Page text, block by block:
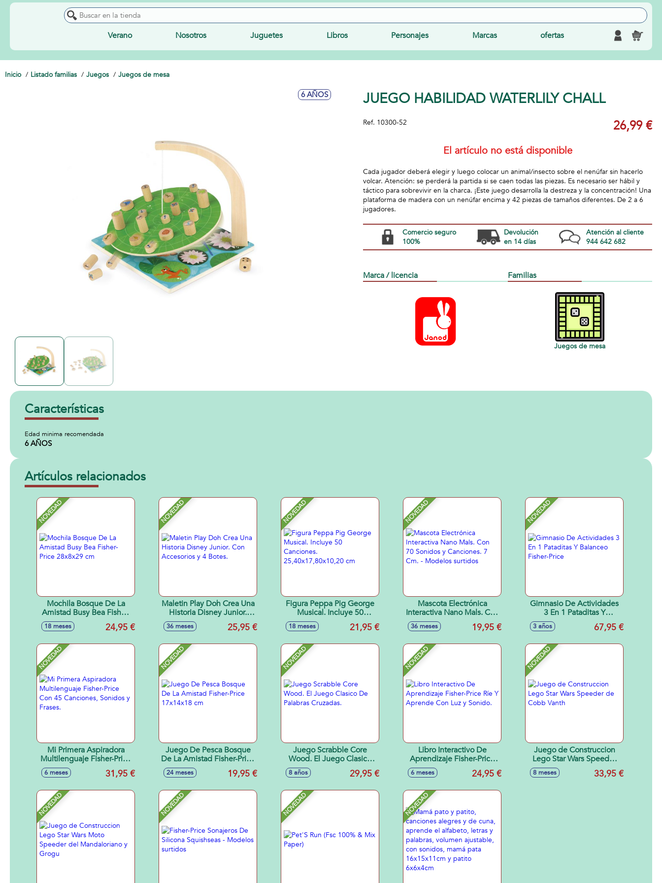
Verano Nosotros Juguetes Libros Personajes Marcas ofertas
Inicio Listado familias Juegos Juegos de mesa
6 AÑOS JUEGO HABILIDAD WATERLILY CHALL
Ref. 10300-52 26,99 €
El artículo no está disponible
Cada jugador deberá elegir y luego colocar un animal/insecto sobre el nenúfar sin hacerlo
volcar. Atención: se perderá la partida si se caen todas las piezas. Es necesario ser hábil y
táctico para sobrevivir en la charca. ¡Este juego desarrolla la destreza y la concentración! Una
plataforma de madera con un nenúfar encima y 42 piezas de tamaños diferentes. De 2 a 6
jugadores.
Comercio seguro
100%
Devolución
en 14 días
Atención al cliente
944 642 682
Marca / licencia Familias
Juegos de mesa
Características
Edad minima recomendada
6 AÑOS
Artículos relacionados
NOVEDAD
Mochila Bosque De La
Amistad Busy Bea Fisher-
Price 28x8x29 cm
18 meses 24,95 €
NOVEDAD
Maletin Play Doh Crea Una
Historia Disney Junior.
Con Accesorios y 4 Botes.
36 meses 25,95 €
NOVEDAD
Figura Peppa Pig George
Musical. Incluye 50
Canciones.
25,40x17,80x10,20 cm
18 meses 21,95 €
NOVEDAD
Mascota Electrónica
Interactiva Nano Mals. Con
70 Sonidos y Canciones. 7
Cm. - Modelos surtidos
36 meses 19,95 €
NOVEDAD
Gimnasio De Actividades
3 En 1 Pataditas Y
Balanceo Fisher-Price
3 años 67,95 €
NOVEDAD
Mi Primera Aspiradora
Multilenguaje Fisher-Price
Con 45 Canciones,
Sonidos y Frases.
6 meses 31,95 €
NOVEDAD
Juego De Pesca Bosque
De La Amistad Fisher-Price
17x14x18 cm
24 meses 19,95 €
NOVEDAD
Juego Scrabble Core
Wood. El Juego Clasico
De Palabras Cruzadas.
8 años 29,95 €
NOVEDAD
Libro Interactivo De
Aprendizaje Fisher-Price
Ríe Y Aprende Con Luz y
6 meses 24,95 €
NOVEDAD
Juego de Construccion
Lego Star Wars Speeder
de Cobb Vanth
8 meses 33,95 €
NOVEDAD NOVEDAD NOVEDAD NOVEDAD